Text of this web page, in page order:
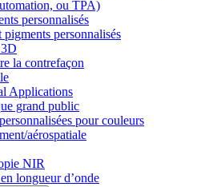
ou TPA)
personnalisés
pigments personnalisés
la contrefaçon
Applications
grand public
pour couleurs
aérospatiale
NIR
longueur d’onde